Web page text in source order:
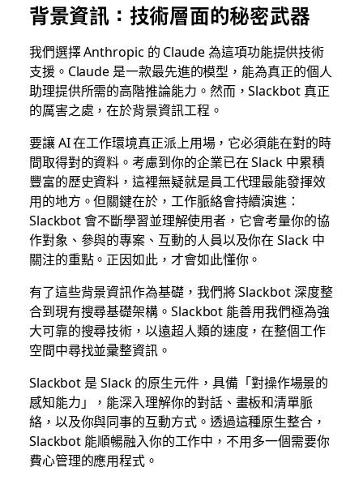
背景資訊：技術層面的秘密武器
我們選擇 Anthropic 的 Claude 為這項功能提供技術
支援。Claude 是一款最先進的模型，能為真正的個人
助理提供所需的高階推論能力。然而，Slackbot 真正
的厲害之處，在於背景資訊工程。
要讓 AI 在工作環境真正派上用場，它必須能在對的時
間取得對的資料。考慮到你的企業已在 Slack 中累積
豐富的歷史資料，這裡無疑就是員工代理最能發揮效
用的地方。但關鍵在於，工作脈絡會持續演進：
Slackbot 會不斷學習並理解使用者，它會考量你的協
作對象、參與的專案、互動的人員以及你在 Slack 中
關注的重點。正因如此，才會如此懂你。
有了這些背景資訊作為基礎，我們將 Slackbot 深度整
合到現有搜尋基礎架構。Slackbot 能善用我們極為強
大可靠的搜尋技術，以遠超人類的速度，在整個工作
空間中尋找並彚整資訊。
Slackbot 是 Slack 的原生元件，具備「對操作場景的
感知能力」，能深入理解你的對話、畫板和清單脈
絡，以及你與同事的互動方式。透過這種原生整合，
Slackbot 能順暢融入你的工作中，不用多一個需要你
費心管理的應用程式。